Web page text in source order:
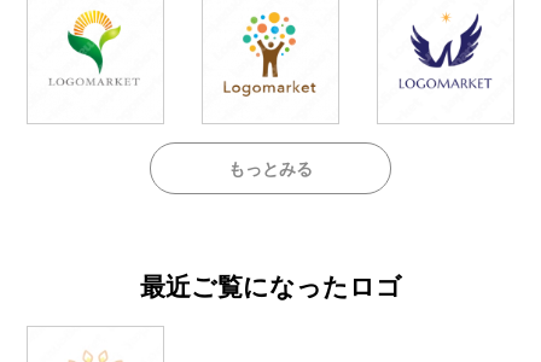
もっとみる
最近ご覧になったロゴ